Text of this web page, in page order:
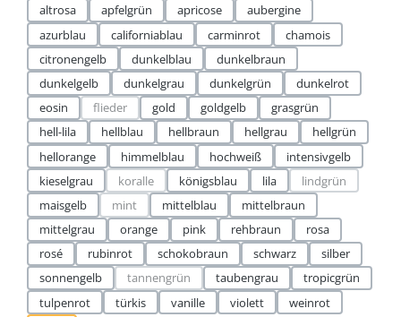
altrosa apfelgrün apricose
aubergine
azurblau
californiablau carminrot
chamois
citronengelb
dunkelblau
dunkelbraun
dunkelgelb
dunkelgrau dunkelgrün
dunkelrot
eosin
flieder(Diese Option ist zurzeit nicht verfügbar.)
gold goldgelb
grasgrün
hell-lila
hellblau hellbraun hellgrau
hellgrün
hellorange
himmelblau hochweiß
intensivgelb
kieselgrau
koralle(Diese Option ist zurzeit nicht verfügbar.)
königsblau lila lindgrün(Diese Option
maisgelb mint(Diese Option ist zurzeit nicht verfügbar.)
mittelblau
mittelbraun
mittelgrau
orange pink rehbraun
rosa
rosé
rubinrot schokobraun schwarz
silber
sonnengelb
tannengrün(Diese Option ist zurzeit nicht verfügbar.)
taubengrau
tropicgrün
tulpenrot
türkis vanille violett
weinrot